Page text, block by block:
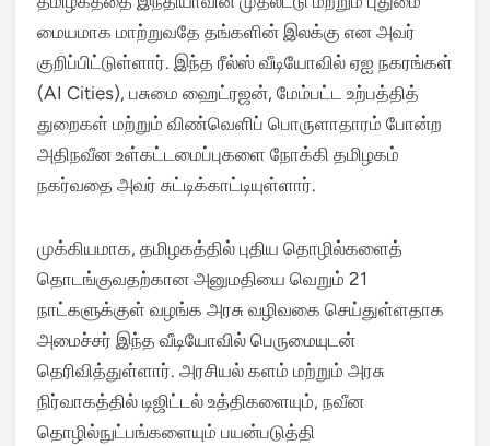
மையமாக மாற்றுவதே தங்களின் இலக்கு என அவர்
குறிப்பிட்டுள்ளார். இந்த ரீல்ஸ் வீடியோவில் ஏஐ நகரங்கள்
(AI Cities), பசுமை ஹைட்ரஜன், மேம்பட்ட உற்பத்தித்
துறைகள் மற்றும் விண்வெளிப் பொருளாதாரம் போன்ற
அதிநவீன உள்கட்டமைப்புகளை நோக்கி தமிழகம்
நகர்வதை அவர் சுட்டிக்காட்டியுள்ளார்.
முக்கியமாக, தமிழகத்தில் புதிய தொழில்களைத்
தொடங்குவதற்கான அனுமதியை வெறும் 21
நாட்களுக்குள் வழங்க அரசு வழிவகை செய்துள்ளதாக
அமைச்சர் இந்த வீடியோவில் பெருமையுடன்
தெரிவித்துள்ளார். அரசியல் களம் மற்றும் அரசு
நிர்வாகத்தில் டிஜிட்டல் உத்திகளையும், நவீன
தொழில்நுட்பங்களையும் பயன்படுத்தி